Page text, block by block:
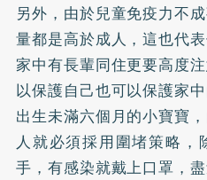
另外，由於兒童免疫力不
量都是高於成人，這也代
家中有長輩同住更要高度
以保護自己也可以保護家
出生未滿六個月的小寶寶
人就必須採用圍堵策略，
手，有感染就戴上口罩，